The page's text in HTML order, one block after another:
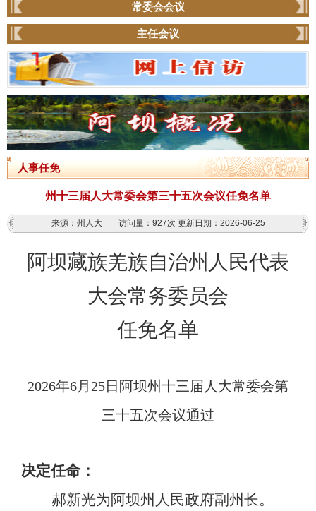
常委会会议
主任会议
人事任免
州十三届人大常委会第三十五次会议任免名单
来源：州人大 访问量： 927次 更新日期：2026-06-25
阿坝藏族羌族自治州人民代表
大会常务委员会
任免名单
2026年6月 25日阿坝州十三届人大常委会第
三十五次会议通过
决定任命：
郝新光为阿坝州人民政府副州长。